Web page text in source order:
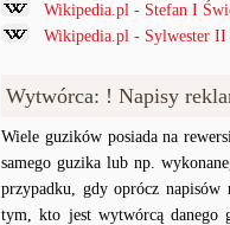
Wikipedia.pl - Stefan I
Wikipedia.pl - Sylwester II
Wytwórca: ! Napisy
Wiele guzików posiada na
samego guzika lub np.
przypadku, gdy oprócz napisów
tym, kto jest wytwórcą danego